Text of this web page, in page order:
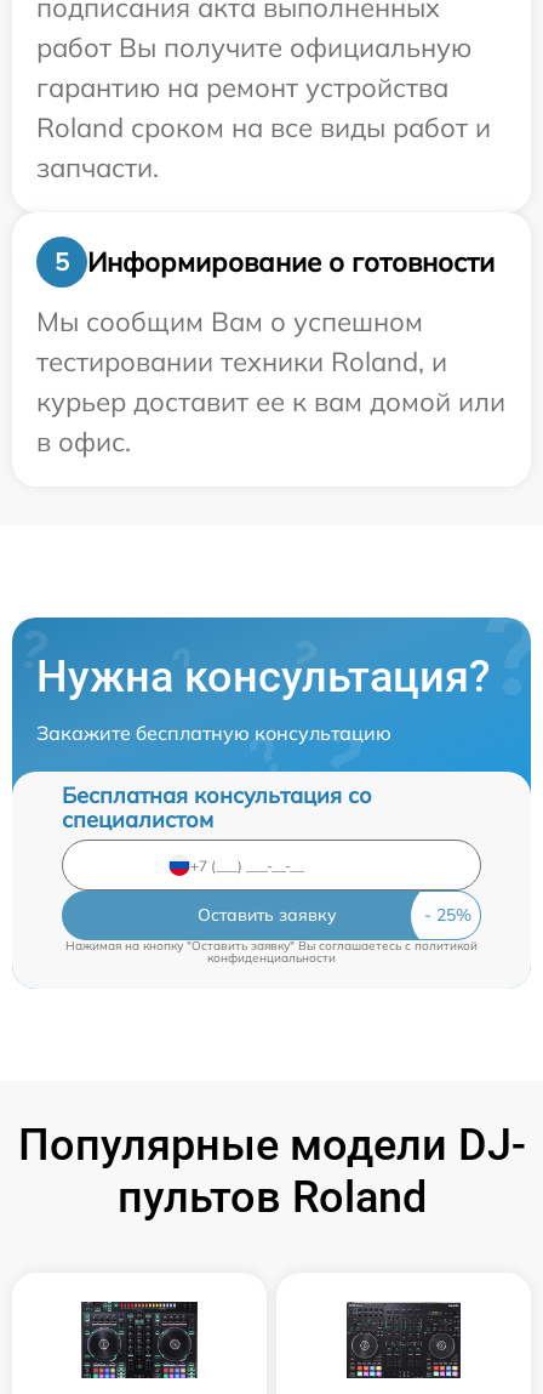
подписания акта выполненных
работ Вы получите официальную
гарантию на ремонт устройства
Roland сроком на все виды работ и
запчасти.
5
Информирование о готовности
Мы сообщим Вам о успешном
тестировании техники Roland, и
курьер доставит ее к вам домой или
в офис.
Нужна консультация?
Закажите бесплатную консультацию
Бесплатная консультация со
специалистом
Оставить заявку
Нажимая на кнопку "Оставить заявку" Вы соглашаетесь cполитикой
конфиденциальности
Популярные модели DJ-
пультов Roland